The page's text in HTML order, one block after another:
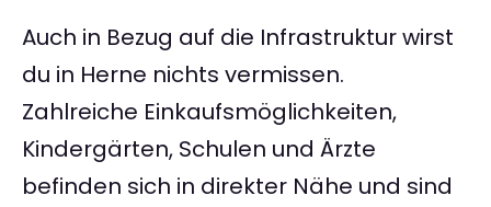
Auch in Bezug auf die Infrastruktur wirst
du in Herne nichts vermissen.
Zahlreiche Einkaufsmöglichkeiten,
Kindergärten, Schulen und Ärzte
befinden sich in direkter Nähe und sind